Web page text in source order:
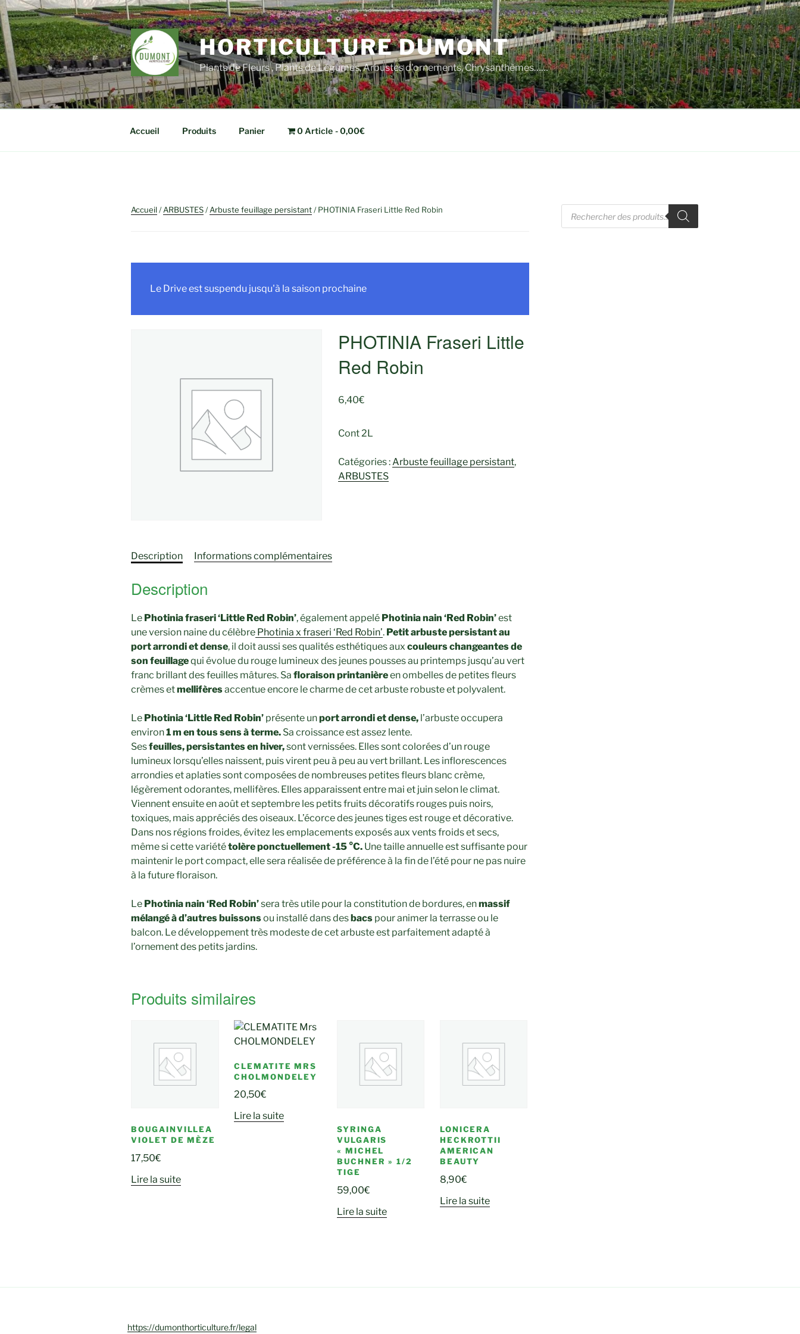
Aller
au
contenu
principal
HORTICULTURE DUMONT
Plants de Fleurs , Plants de Légumes, Arbustes d'ornements, Chrysanthèmes……
Accueil Produits Panier 0 Article 0,00€
Accueil/ARBUSTES/Arbuste feuillage persistant/ PHOTINIA Fraseri Little Red Robin
Le Drive est suspendu jusqu'à la saison prochaine
PHOTINIA Fraseri Little
Red Robin
6,40€
Cont 2L
Catégories : Arbuste feuillage persistant,
ARBUSTES
Description Informations complémentaires
Description
Le Photinia fraseri ‘Little Red Robin’, également appelé Photinia nain ‘Red Robin’est
une version naine du célèbre Photinia x fraseri ‘Red Robin’. Petit arbuste persistant au
port arrondi et dense, il doit aussi ses qualités esthétiques aux couleurs changeantes de
son feuillagequi évolue du rouge lumineux des jeunes pousses au printemps jusqu’au vert
franc brillant des feuilles mâtures. Sa floraison printanièreen ombelles de petites fleurs
crèmes etmellifèresaccentue encore le charme de cet arbuste robuste et polyvalent.
Le Photinia ‘Little Red Robin’ présente unport arrondi et dense, l’arbuste occupera
environ1 m en tous sens à terme. Sa croissance est assez lente.
Sesfeuilles, persistantes en hiver,sont vernissées. Elles sont colorées d’un rouge
lumineux lorsqu’elles naissent, puis virent peu à peu au vert brillant. Les inflorescences
arrondies et aplaties sont composées de nombreuses petites fleurs blanc crème,
légèrement odorantes, mellifères. Elles apparaissent entre mai et juin selon le climat.
Viennent ensuite en août et septembre les petits fruits décoratifs rouges puis noirs,
toxiques, mais appréciés des oiseaux. L’écorce des jeunes tiges est rouge et décorative.
Dans nos régions froides, évitez les emplacements exposés aux vents froids et secs,
même si cette variététolère ponctuellement -15 °C. Une taille annuelle est suffisante pour
maintenir le port compact, elle sera réalisée de préférence à la fin de l’été pour ne pas nuire
à la future floraison.
Le Photinia nain ‘Red Robin’sera très utile pour la constitution de bordures, enmassif
mélangé à d’autres buissonsou installé dans desbacs pour animer la terrasse ou le
balcon. Le développement très modeste de cet arbuste est parfaitement adapté à
l’ornement des petits jardins.
Produits similaires
BOUGAINVILLEA
VIOLET DE MÈZE
17,50€
Lire la suite
CLEMATITE MRS
CHOLMONDELEY
20,50€
Lire la suite
SYRINGA
VULGARIS
« MICHEL
BUCHNER » 1/2
TIGE
59,00€
Lire la suite
LONICERA
HECKROTTII
AMERICAN
BEAUTY
8,90€
Lire la suite
Recherche
https://dumonthorticulture.fr/legal